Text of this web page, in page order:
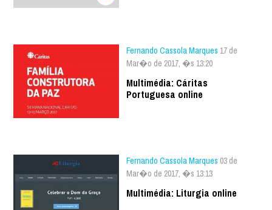
Fernando Cassola Marques 17 de
Mar�o de 2017, �s 13:20
Multimédia: Cáritas
Portuguesa online
Fernando Cassola Marques 03 de
Mar�o de 2017, �s 13:13
Multimédia: Liturgia online